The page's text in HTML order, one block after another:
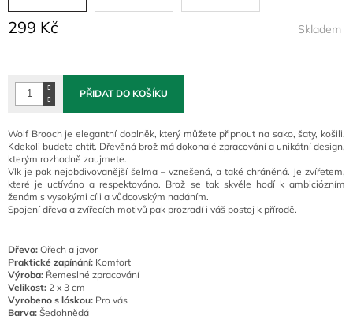
299 Kč Skladem
PŘIDAT DO KOŠÍKU
Wolf Brooch je elegantní doplněk, který můžete připnout na sako, šaty, košili.
Kdekoli budete chtít. Dřevěná brož má dokonalé zpracování a unikátní design,
kterým rozhodně zaujmete.
Vlk je pak nejobdivovanější šelma – vznešená, a také chráněná. Je zvířetem,
které je uctíváno a respektováno. Brož se tak skvěle hodí k ambiciózním
ženám s vysokými cíli a vůdcovským nadáním.
Spojení dřeva a zvířecích motivů pak prozradí i váš postoj k přírodě.
Dřevo: Ořech a javor
Praktické zapínání: Komfort
Výroba: Řemeslné zpracování
Velikost: 2 x 3 cm
Vyrobeno s láskou: Pro vás
Barva: Šedohnědá